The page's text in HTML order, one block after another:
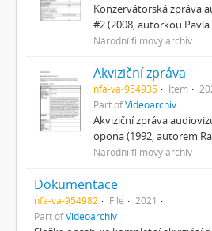
Konzervátorská zpráva
#2 (2008, autorkou
Národní filmový archiv
Akviziční zpráva
nfa-va-954935 Item
Part ofVideoarchiv
Akviziční zpráva
opona (1992, autorem
Národní filmový archiv
Dokumentace
nfa-va-954982 File
2021
Part ofVideoarchiv